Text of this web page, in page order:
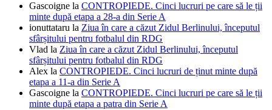
Gascoigne la CONTROPIEDE. Cinci lucruri pe care să le ții
minte după etapa a 28-a din Serie A
ionuttataru la Ziua în care a căzut Zidul Berlinului, începutul
sfârșitului pentru fotbalul din RDG
Vlad la Ziua în care a căzut Zidul Berlinului, începutul
sfârșitului pentru fotbalul din RDG
Alex la CONTROPIEDE. Cinci lucruri de ținut minte după
etapa a 11-a din Serie A
Gascoigne la CONTROPIEDE. Cinci lucruri pe care să le ții
minte după etapa a patra din Serie A